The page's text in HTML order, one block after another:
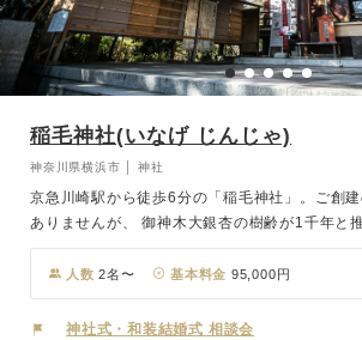
稲毛神社(いなげ じんじゃ)
神奈川県横浜市 │ 神社
京急川崎駅から徒歩6分の「稲毛神社」。ご創
ありませんが、 御神木大銀杏の樹齢が1千年と
当地の古社であることがわかります。 国譲りの
り地上に降られ、その大任を果たされた武勇の
(たけみかつちのかみ)」をはじめ、二柱の武勇
をお祀りしています。そ のご神徳は「勝」と「
人数 2名〜 基本料金 95,000円
神社式・和装結婚式 相談会